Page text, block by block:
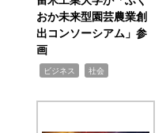
おか未来型園芸農業創
出コンソーシアム」参
画
ビジネス 社会